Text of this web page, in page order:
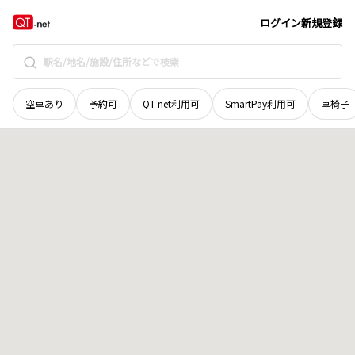
ログイン新規登録
空車あり 予約可 QT-net利用可 SmartPay利用可 車椅子
徳島県